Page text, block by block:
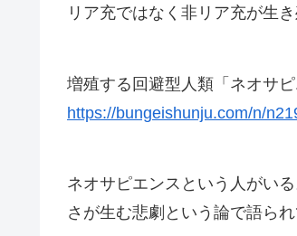
リア充ではなく非リア充が生
増殖する回避型人類「ネオサピ
https://bungeishunju.com/n/
ネオサピエンスという人がい
さが生む悲劇という論で語ら